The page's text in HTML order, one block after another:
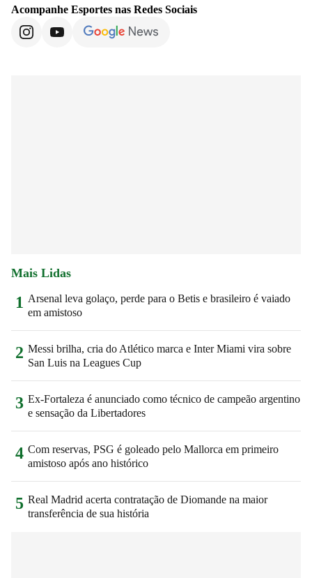
Acompanhe Esportes nas Redes Sociais
Mais Lidas
1 Arsenal leva golaço, perde para o Betis e brasileiro é vaiado
em amistoso
2 Messi brilha, cria do Atlético marca e Inter Miami vira sobre
San Luis na Leagues Cup
3 Ex-Fortaleza é anunciado como técnico de campeão argentino
e sensação da Libertadores
4 Com reservas, PSG é goleado pelo Mallorca em primeiro
amistoso após ano histórico
5 Real Madrid acerta contratação de Diomande na maior
transferência de sua história